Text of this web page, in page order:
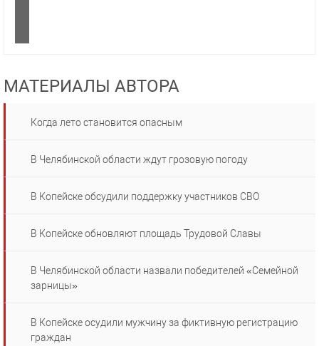
МАТЕРИАЛЫ АВТОРА
Когда лето становится опасным
В Челябинской области ждут грозовую погоду
В Копейске обсудили поддержку участников СВО
В Копейске обновляют площадь Трудовой Славы
В Челябинской области назвали победителей «Семейной
зарницы»
В Копейске осудили мужчину за фиктивную регистрацию
граждан